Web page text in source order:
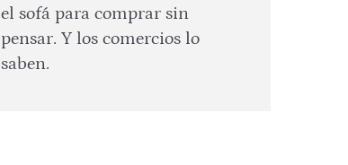
el sofá para comprar sin
pensar. Y los comercios lo
saben.